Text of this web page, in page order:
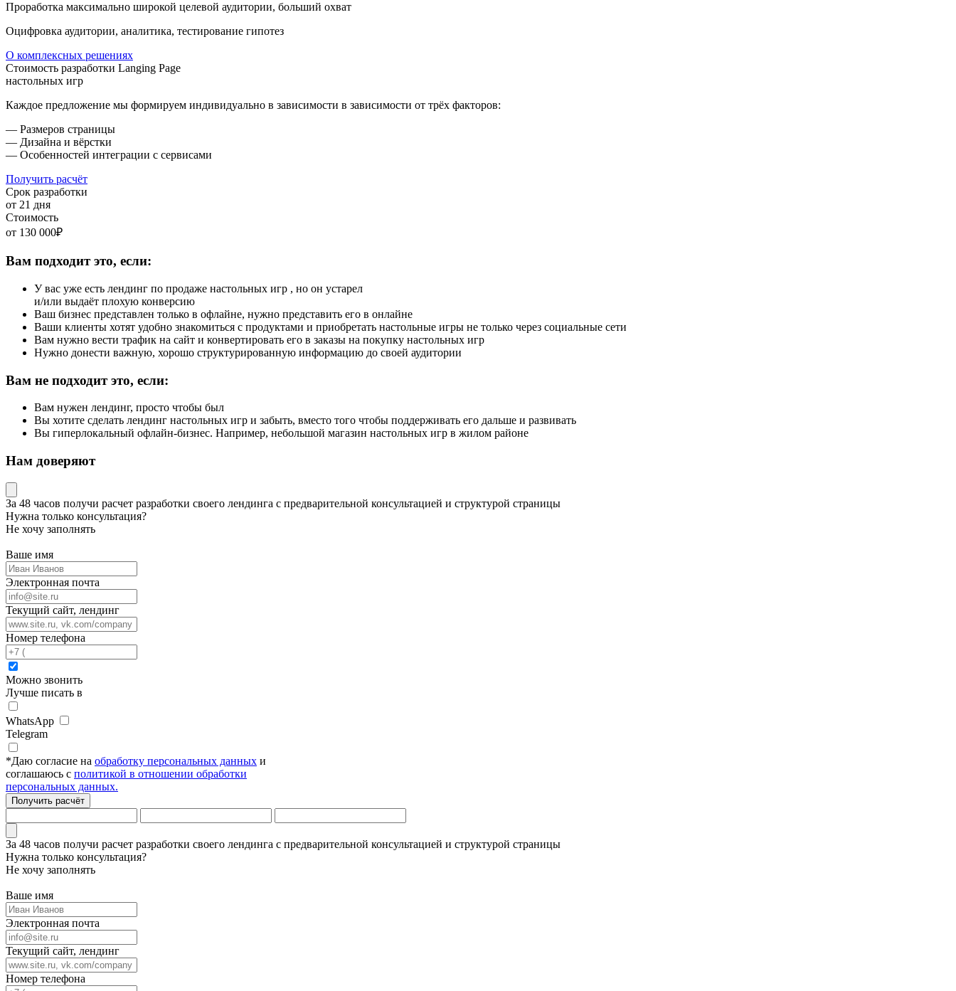
Проработка максимально широкой целевой аудитории, больший охват
Оцифровка аудитории, аналитика, тестирование гипотез
О комплексных решениях
Стоимость разработки Langing Page
настольных игр
Каждое предложение мы формируем индивидуально в зависимости в зависимости от трёх факторов:
— Размеров страницы
— Дизайна и вёрстки
— Особенностей интеграции с сервисами
Получить расчёт
Срок разработки
от 21 дня
Стоимость
от 130 000₽
Вам подходит это, если:
У вас уже есть лендинг по продаже настольных игр , но он устарел
и/или выдаёт плохую конверсию
Ваш бизнес представлен только в офлайне, нужно представить его в онлайне
Ваши клиенты хотят удобно знакомиться с продуктами и приобретать настольные игры не только через социальные сети
Вам нужно вести трафик на сайт и конвертировать его в заказы на покупку настольных игр
Нужно донести важную, хорошо структурированную информацию до своей аудитории
Вам не подходит это, если:
Вам нужен лендинг, просто чтобы был
Вы хотите сделать лендинг настольных игр и забыть, вместо того чтобы поддерживать его дальше и развивать
Вы гиперлокальный офлайн-бизнес. Например, небольшой магазин настольных игр в жилом районе
Нам доверяют
За 48 часов получи расчет разработки своего лендинга с предварительной консультацией и структурой страницы
Нужна только консультация?
Не хочу заполнять
Ваше имя
Электронная почта
Текущий сайт, лендинг
Номер телефона
Можно звонить
Лучше писать в
WhatsApp
Telegram
*Даю согласие на обработку персональных данных и
соглашаюсь с политикой в отношении обработки
персональных данных.
Получить расчёт
За 48 часов получи расчет разработки своего лендинга с предварительной консультацией и структурой страницы
Нужна только консультация?
Не хочу заполнять
Ваше имя
Электронная почта
Текущий сайт, лендинг
Номер телефона